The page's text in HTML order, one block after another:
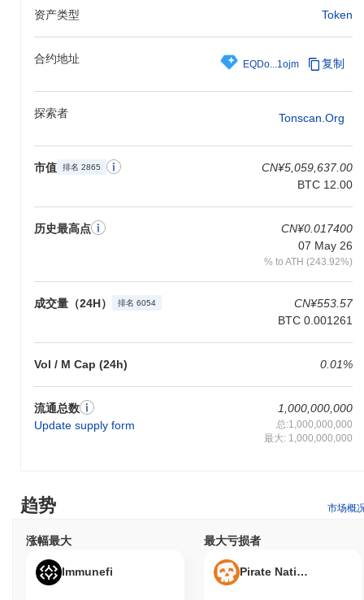
资产类型 Token
合约地址 EQDo...1ojm 复制
探索者 Tonscan.org
市值 排名 2865
CN¥5,059,637.00
BTC 12.00
历史最高点
CN¥0.017400
07 May 26
% to ATH (243.92%)
成交量（24H） 排名 6054
CN¥553.57
BTC 0.001261
Vol / M Cap (24h) 0.01%
流通总数
Update supply form
1,000,000,000
总:1,000,000,000
最大: 1,000,000,000
趋势 市场概
涨幅最大
Immunefi
最大亏损者
Pirate Nation Token